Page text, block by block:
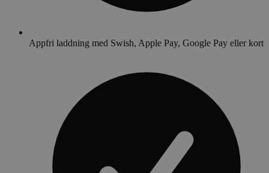
Appfri laddning med Swish, Apple Pay, Google Pay eller kort